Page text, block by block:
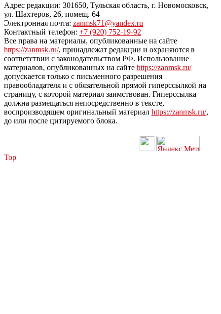
Адрес редакции: 301650, Тульская область, г. Новомосковск,
ул. Шахтеров, 26, помещ. 64
Электронная почта: zanmsk71@yandex.ru
Контактный телефон: +7 (920) 752-19-92
Все права на материалы, опубликованные на сайте
https://zanmsk.ru/, принадлежат редакции и охраняются в
соответствии с законодательством РФ. Использование
материалов, опубликованных на сайте https://zanmsk.ru/
допускается только с письменного разрешения
правообладателя и с обязательной прямой гиперссылкой на
страницу, с которой материал заимствован. Гиперссылка
должна размещаться непосредственно в тексте,
воспроизводящем оригинальный материал https://zanmsk.ru/,
до или после цитируемого блока.
Top